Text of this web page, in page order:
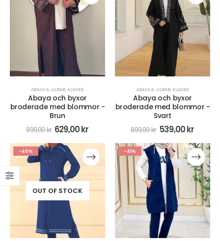
ABAYA & JILBAB, KLÄDER
Abaya och byxor
broderade med blommor -
Brun
899,00kr 629,00kr
ABAYA & JILBAB, KLÄDER
Abaya och byxor
broderade med blommor -
Svart
899,00kr 539,00kr
-40%
OUT OF STOCK
-41%